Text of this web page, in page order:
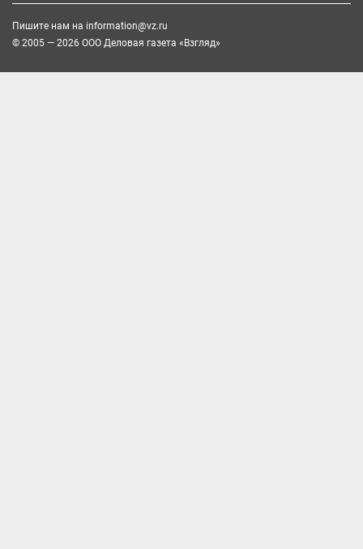
Пишите нам на information@vz.ru
© 2005 — 2026 ООО Деловая газета «Взгляд»